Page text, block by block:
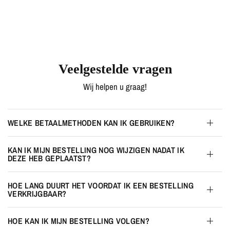
Veelgestelde vragen
Wij helpen u graag!
WELKE BETAALMETHODEN KAN IK GEBRUIKEN?
KAN IK MIJN BESTELLING NOG WIJZIGEN NADAT IK
DEZE HEB GEPLAATST?
HOE LANG DUURT HET VOORDAT IK EEN BESTELLING
VERKRIJGBAAR?
HOE KAN IK MIJN BESTELLING VOLGEN?